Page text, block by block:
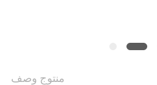
منتوج وصف